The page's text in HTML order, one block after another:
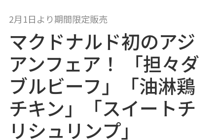
2月1日より期間限定販売
マクドナルド初のアジ
アンフェア！ 「担々ダ
ブルビーフ」「油淋鶏
チキン」「スイートチ
リシュリンプ」